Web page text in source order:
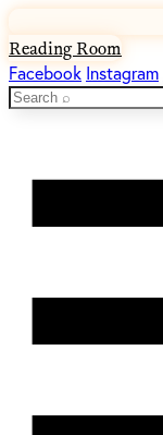
Reading Room
Facebook Instagram